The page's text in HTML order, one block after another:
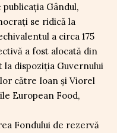
Gândul,
se ridică la
a circa 175
a fost alocată din
dispoziția Guvernului
către Ioan și Viorel
European Food,
Fondului de rezervă